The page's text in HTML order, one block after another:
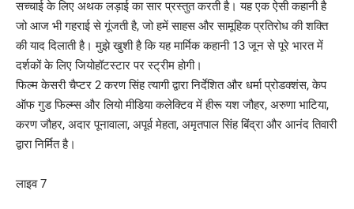
सच्चाई के लिए अथक लड़ाई का सार प्रस्तुत करती है। यह एक ऐसी कहानी है
जो आज भी गहराई से गूंजती है, जो हमें साहस और सामूहिक प्रतिरोध की शक्ति
की याद दिलाती है। मुझे खुशी है कि यह मार्मिक कहानी 13 जून से पूरे भारत में
दर्शकों के लिए जियोहॉटस्टार पर स्ट्रीम होगी।
फिल्म केसरी चैप्टर 2 करण सिंह त्यागी द्वारा निर्देशित और धर्मा प्रोडक्शंस, केप
ऑफ गुड फिल्म्स और लियो मीडिया कलेक्टिव में हीरू यश जौहर, अरुणा भाटिया,
करण जौहर, अदार पूनावाला, अपूर्व मेहता, अमृतपाल सिंह बिंद्रा और आनंद तिवारी
द्वारा निर्मित है।
लाइव 7